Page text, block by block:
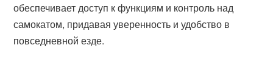
обеспечивает доступ к функциям и контроль над
самокатом, придавая уверенность и удобство в
повседневной езде.